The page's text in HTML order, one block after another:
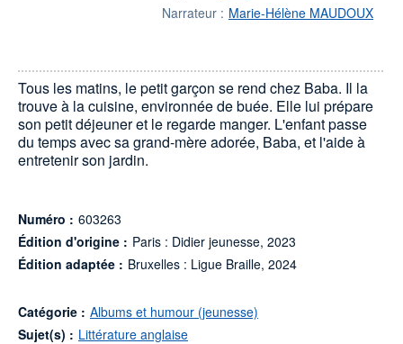
Narrateur : Marie-Hélène MAUDOUX
Tous les matins, le petit garçon se rend chez Baba. Il la
trouve à la cuisine, environnée de buée. Elle lui prépare
son petit déjeuner et le regarde manger. L'enfant passe
du temps avec sa grand-mère adorée, Baba, et l'aide à
entretenir son jardin.
Numéro : 603263
Édition d'origine : Paris : Didier jeunesse, 2023
Édition adaptée : Bruxelles : Ligue Braille, 2024
Catégorie : Albums et humour (jeunesse)
Sujet(s) : Littérature anglaise